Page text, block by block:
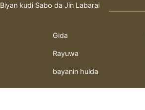
Biyan kudi Sabo da Jin Labarai
Gida
Rayuwa
bayanin hulda